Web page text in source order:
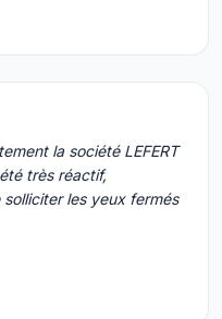
la société LEFERT
très réactif,
les yeux fermés